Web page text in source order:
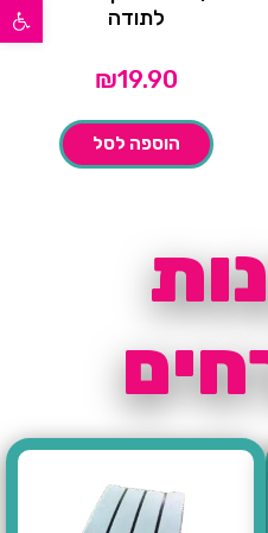
פתח סרגל נגישות
לתודה
₪19.90
הוספה לסל